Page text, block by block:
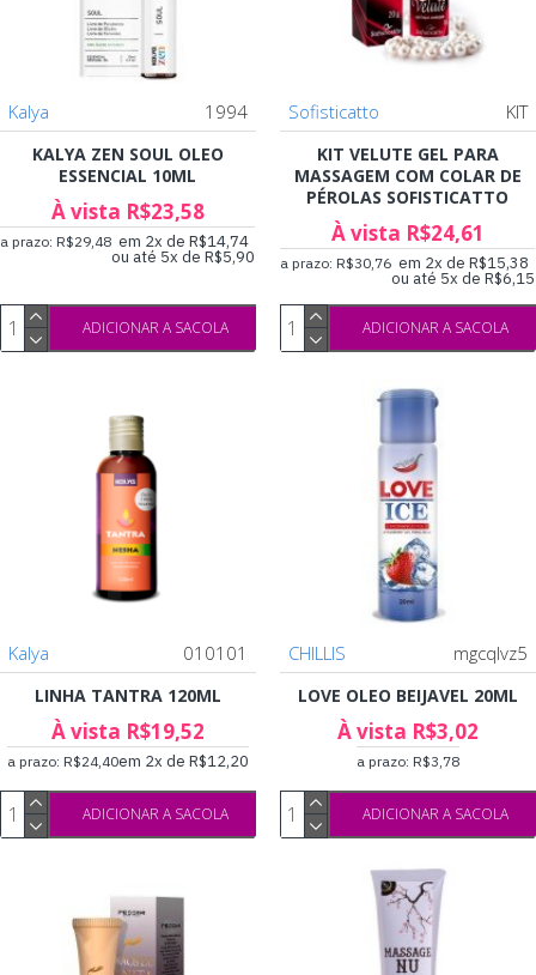
Kalya 1994
KALYA ZEN SOUL OLEO
ESSENCIAL 10ML
À vista R$23,58
a prazo: R$29,48 em 2x de R$14,74
ou até 5x de R$5,90
ADICIONAR A SACOLA
Sofisticatto KIT
KIT VELUTE GEL PARA
MASSAGEM COM COLAR DE
PÉROLAS SOFISTICATTO
À vista R$24,61
a prazo: R$30,76 em 2x de R$15,38
ou até 5x de R$6,15
ADICIONAR A SACOLA
Kalya 010101
LINHA TANTRA 120ML
À vista R$19,52
a prazo: R$24,40em 2x de R$12,20
ADICIONAR A SACOLA
CHILLIS mgcqlvz5
LOVE OLEO BEIJAVEL 20ML
À vista R$3,02
a prazo: R$3,78
ADICIONAR A SACOLA